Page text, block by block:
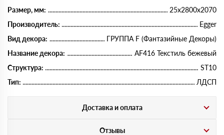
Размер, мм:
25х2800х2070
Производитель:
Egger
Вид декора:
ГРУППА F (Фантазийные Декоры)
Название декора:
AF416 Текстиль бежевый
Структура:
ST10
Тип:
ЛДСП
Доставка и оплата
Отзывы